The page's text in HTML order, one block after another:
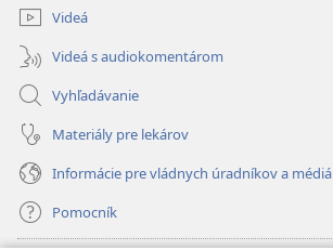
Videá
Videá s audiokomentárom
Vyhľadávanie
Materiály pre lekárov
Informácie pre vládnych úradníkov a médiá
Pomocník